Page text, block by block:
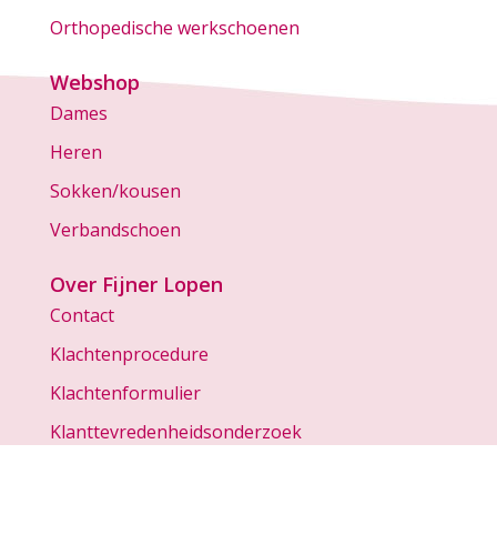
Orthopedische werkschoenen
Webshop
Dames
Heren
Sokken/kousen
Verbandschoen
Over Fijner Lopen
Contact
Klachtenprocedure
Klachtenformulier
Klanttevredenheidsonderzoek